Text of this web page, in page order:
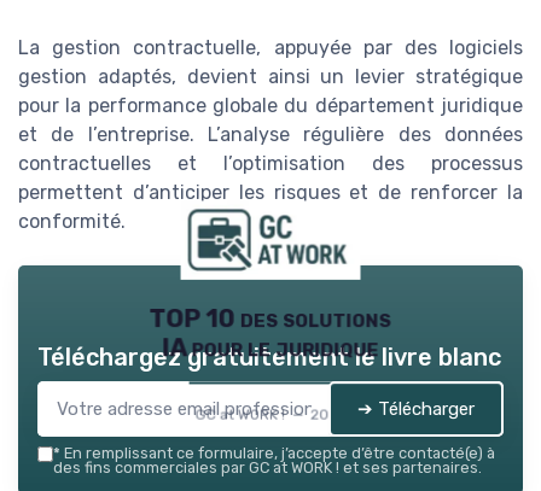
La gestion contractuelle, appuyée par des logiciels
gestion adaptés, devient ainsi un levier stratégique
pour la performance globale du département juridique
et de l’entreprise. L’analyse régulière des données
contractuelles et l’optimisation des processus
permettent d’anticiper les risques et de renforcer la
conformité.
TOP 10 des solutions
IA pour le juridique
GC at WORK ! — 2026
Téléchargez gratuitement le livre blanc
➔ Télécharger
* En remplissant ce formulaire, j’accepte d’être contacté(e) à
des fins commerciales par GC at WORK ! et ses partenaires.